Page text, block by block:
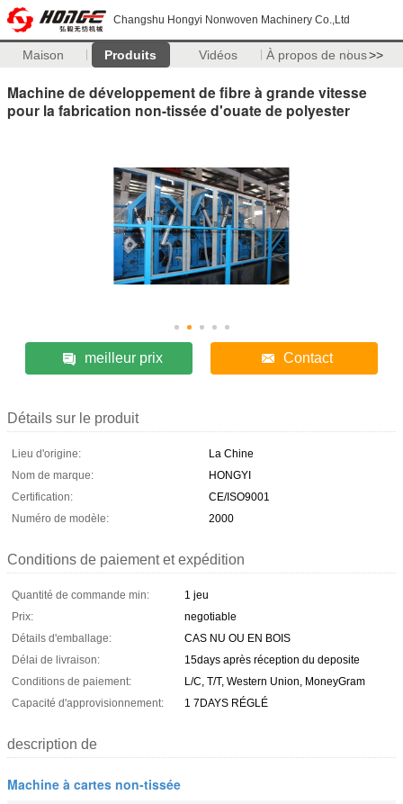
Changshu Hongyi Nonwoven Machinery Co.,Ltd
Maison Produits Vidéos À propos de nous>>
Machine de développement de fibre à grande vitesse
pour la fabrication non-tissée d'ouate de polyester
meilleur prix Contact
Détails sur le produit
Lieu d'origine:
La Chine
Nom de marque:
HONGYI
Certification:
CE/ISO9001
Numéro de modèle:
2000
Conditions de paiement et expédition
Quantité de commande min:
1 jeu
Prix:
negotiable
Détails d'emballage:
CAS NU OU EN BOIS
Délai de livraison:
15days après réception du deposite
Conditions de paiement:
L/C, T/T, Western Union, MoneyGram
Capacité d'approvisionnement:
1 7DAYS RÉGLÉ
description de
Machine à cartes non-tissée